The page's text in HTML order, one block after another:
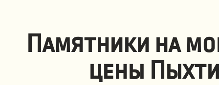
Памятники на
цены